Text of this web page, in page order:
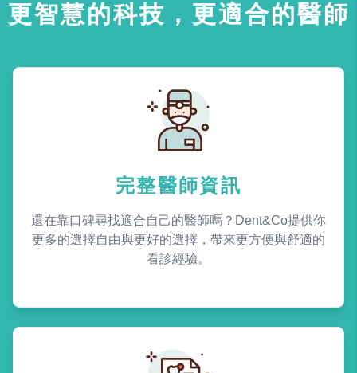
更智慧的科技，更適合的醫師
完整醫師資訊
還在靠口碑尋找適合自己的醫師嗎？Dent&Co提供你
更多的選擇自由與更好的選擇，帶來更方便與舒適的
看診經驗。